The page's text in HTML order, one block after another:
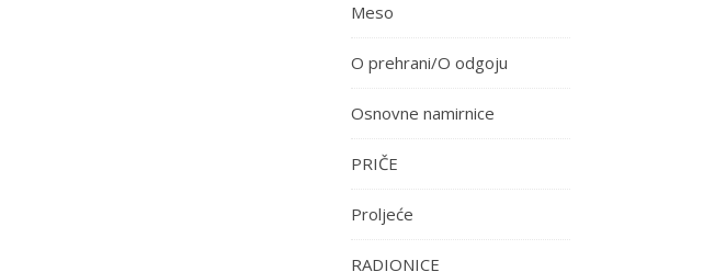
Meso
O prehrani/O odgoju
Osnovne namirnice
PRIČE
Proljeće
RADIONICE